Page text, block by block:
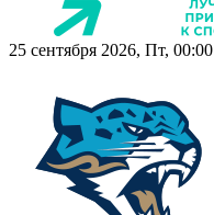
25 сентября 2026, Пт, 00:00